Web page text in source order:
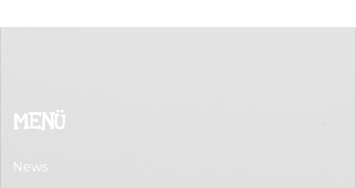
MENÜ
News